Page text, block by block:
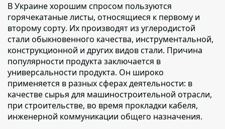
В Украине хорошим спросом пользуются
горячекатаные листы, относящиеся к первому и
второму сорту. Их производят из углеродистой
стали обыкновенного качества, инструментальной,
конструкционной и других видов стали. Причина
популярности продукта заключается в
универсальности продукта. Он широко
применяется в разных сферах деятельности: в
качестве сырья для машиностроительной отрасли,
при строительстве, во время прокладки кабеля,
инженерной коммуникации общего назначения.